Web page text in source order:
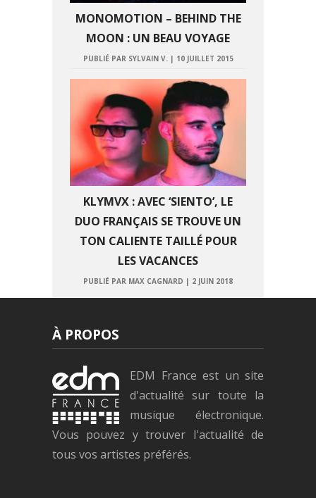
MONOMOTION – BEHIND THE
MOON : UN BEAU VOYAGE
PUBLIÉ PAR SYLVAIN V. | 10 JUILLET 2015
KLYMVX : AVEC ‘SIENTO’, LE
DUO FRANÇAIS SE TROUVE UN
TON CALIENTE TAILLÉ POUR
LES VACANCES
PUBLIÉ PAR MAX CAGNARD | 2 JUIN 2018
À PROPOS
EDM France est un site
d'actualité sur toute la
musique électronique.
Vous pouvez y trouver l'actualité de
tous vos artistes préférés.